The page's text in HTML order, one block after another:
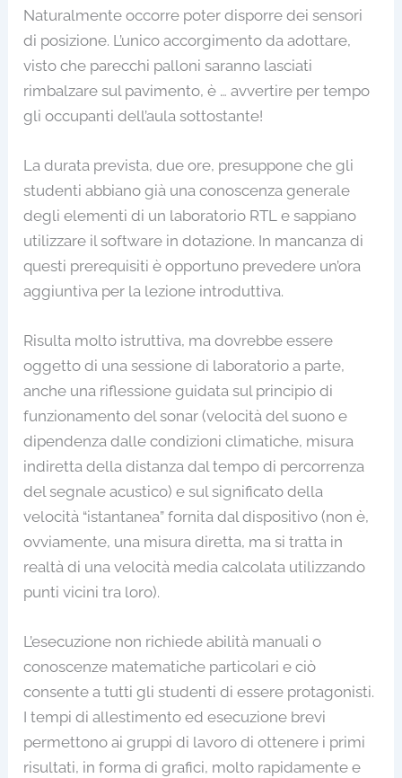
Naturalmente occorre poter disporre dei sensori
di posizione. L’unico accorgimento da adottare,
visto che parecchi palloni saranno lasciati
rimbalzare sul pavimento, è … avvertire per tempo
gli occupanti dell’aula sottostante!
La durata prevista, due ore, presuppone che gli
studenti abbiano già una conoscenza generale
degli elementi di un laboratorio RTL e sappiano
utilizzare il software in dotazione. In mancanza di
questi prerequisiti è opportuno prevedere un’ora
aggiuntiva per la lezione introduttiva.
Risulta molto istruttiva, ma dovrebbe essere
oggetto di una sessione di laboratorio a parte,
anche una riflessione guidata sul principio di
funzionamento del sonar (velocità del suono e
dipendenza dalle condizioni climatiche, misura
indiretta della distanza dal tempo di percorrenza
del segnale acustico) e sul significato della
velocità “istantanea” fornita dal dispositivo (non è,
ovviamente, una misura diretta, ma si tratta in
realtà di una velocità media calcolata utilizzando
punti vicini tra loro).
L’esecuzione non richiede abilità manuali o
conoscenze matematiche particolari e ciò
consente a tutti gli studenti di essere protagonisti.
I tempi di allestimento ed esecuzione brevi
permettono ai gruppi di lavoro di ottenere i primi
risultati, in forma di grafici, molto rapidamente e